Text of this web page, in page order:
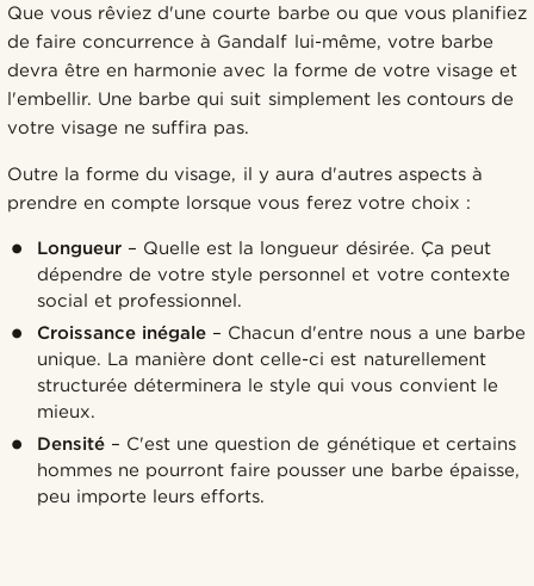
Que vous rêviez d'une courte barbe ou que vous planifiez
de faire concurrence à Gandalf lui-même, votre barbe
devra être en harmonie avec la forme de votre visage et
l'embellir. Une barbe qui suit simplement les contours de
votre visage ne suffira pas.
Outre la forme du visage, il y aura d'autres aspects à
prendre en compte lorsque vous ferez votre choix :
Longueur– Quelle est la longueur désirée. Ça peut
dépendre de votre style personnel et votre contexte
social et professionnel.
Croissance inégale – Chacun d'entre nous a une barbe
unique. La manière dont celle-ci est naturellement
structurée déterminera le style qui vous convient le
mieux.
Densité– C'est une question de génétique et certains
hommes ne pourront faire pousser une barbe épaisse,
peu importe leurs efforts.